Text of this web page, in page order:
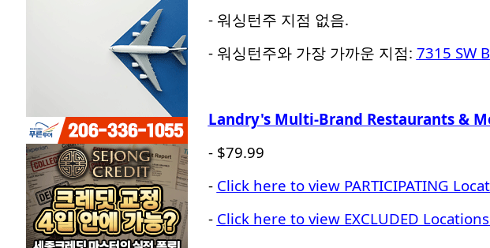
- 워싱턴주 지점 없음.
- 워싱턴주와 가장 가까운 지점: 7315 SW
Landry's Multi-Brand Restaurants &
- $79.99
- Click here to view PARTICIPATING
- Click here to view EXCLUDED